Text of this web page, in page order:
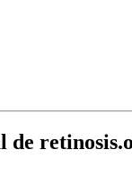
de